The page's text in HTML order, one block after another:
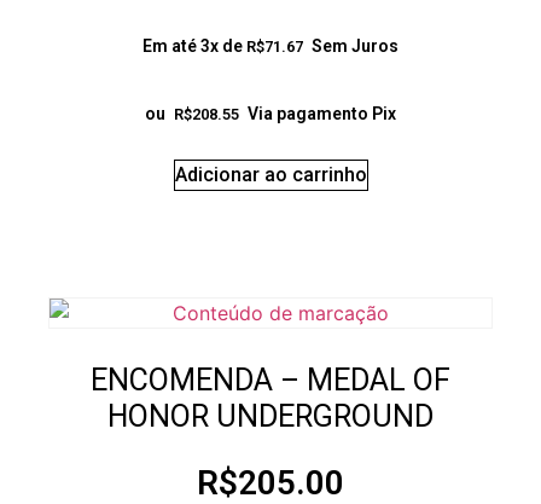
Em até 3x de R$71.67 Sem Juros
ou R$208.55 Via pagamento Pix
Adicionar ao carrinho
ENCOMENDA – MEDAL OF
HONOR UNDERGROUND
R$205.00